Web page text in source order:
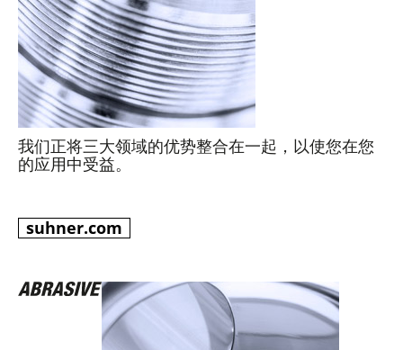
我们正将三大领域的优势整合在一起，以使您在您
的应用中受益。
suhner.com